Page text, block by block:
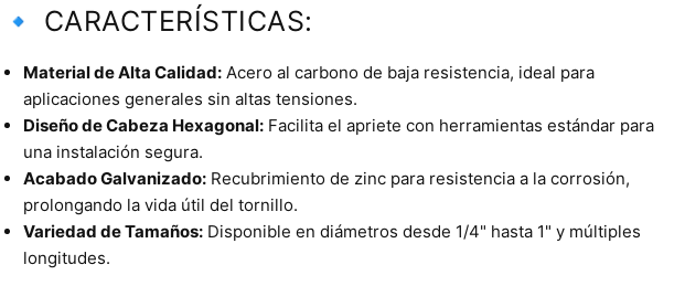
🔹 CARACTERÍSTICAS:
Material de Alta Calidad:Acero al carbono de baja resistencia, ideal para
aplicaciones generales sin altas tensiones.
Diseño de Cabeza Hexagonal:Facilita el apriete con herramientas estándar para
una instalación segura.
Acabado Galvanizado:Recubrimiento de zinc para resistencia a la corrosión,
prolongando la vida útil del tornillo.
Variedad de Tamaños:Disponible en diámetros desde 1/4" hasta 1" y múltiples
longitudes.